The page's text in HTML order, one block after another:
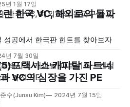
년 1월 17일
한국 VC, 해외로의 돌파
성공에서 한국판 힌트를 찾아보자
년 7월 30일
프랙시스 캐피탈 파트너
VC의 심장을 가진 PE
수(Junsu Kim) 2024년 7월 15일